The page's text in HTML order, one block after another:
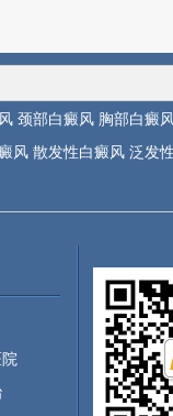
颈部白癜风 胸部白癜
风 散发性白癜风 泛发